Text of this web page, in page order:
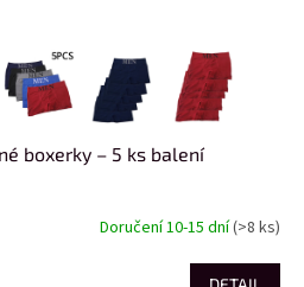
boxerky – 5 ks balení
Doručení 10-15 dní(>8 ks)